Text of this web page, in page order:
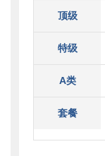
顶级
特级
A类
套餐